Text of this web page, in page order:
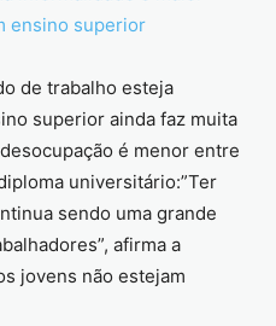
ensino superior
de trabalho esteja
superior ainda faz muita
é menor entre
universitário:”Ter
sendo uma grande
afirma a
jovens não estejam